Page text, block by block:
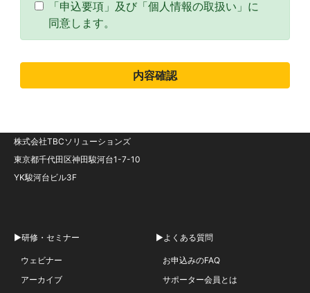
「申込要項」及び「個人情報の取扱い」に
同意します。
株式会社TBCソリューションズ
東京都千代田区神田駿河台1-7-10
YK駿河台ビル3F
▶研修・セミナー
ウェビナー
アーカイブ
▶よくある質問
お申込みのFAQ
サポーター会員とは